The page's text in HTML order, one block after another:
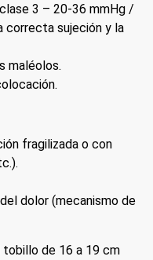
3 – 20-36 mmHg /
correcta sujeción y la
maléolos.
fragilizada o con
dolor (mecanismo de
tobillo de 16 a 19 cm